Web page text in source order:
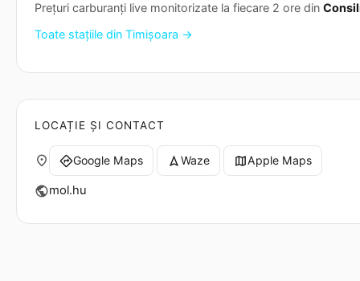
Prețuri carburanți live monitorizate la fiecare 2 ore din
Toate stațiile din Timișoara →
LOCAȚIE ȘI CONTACT
place directionsGoogle Maps navigation Waze mapApple Maps
publicmol.hu